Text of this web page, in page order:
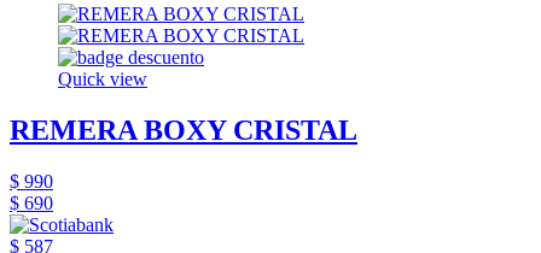
Quick view
REMERA BOXY CRISTAL
$ 990
$ 690
$ 587